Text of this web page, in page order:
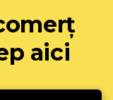
aici